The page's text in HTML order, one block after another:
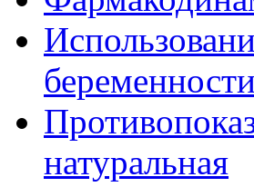
беременности
натуральная